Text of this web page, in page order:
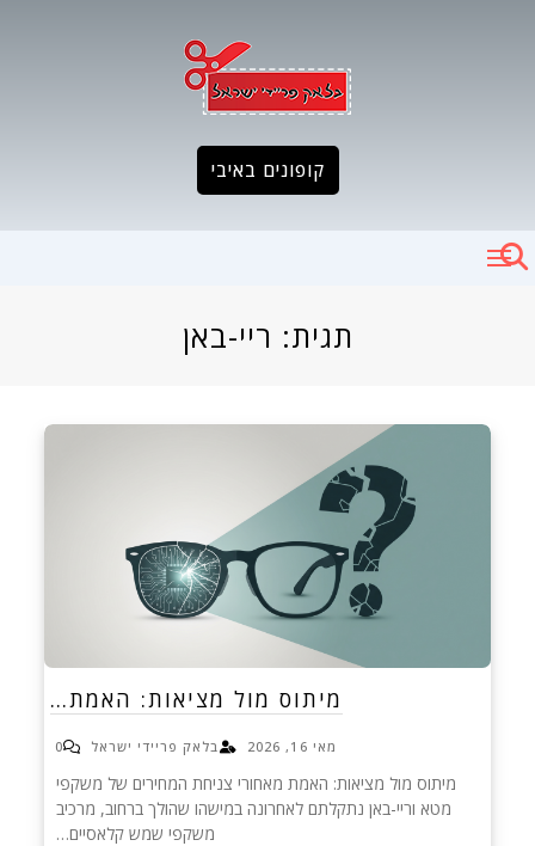
קופונים באיבי
תגית: ריי-באן
מיתוס מול מציאות: האמת…
מאי 16, 2026 בלאק פריידי ישראל 0
מיתוס מול מציאות: האמת מאחורי צניחת המחירים של משקפי
מטא וריי-באן נתקלתם לאחרונה במישהו שהולך ברחוב, מרכיב
משקפי שמש קלאסיים…